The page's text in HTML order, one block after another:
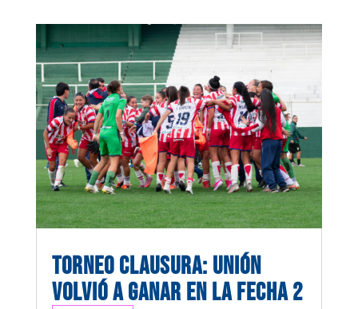
TORNEO CLAUSURA: UNIÓN
VOLVIÓ A GANAR EN LA FECHA 2